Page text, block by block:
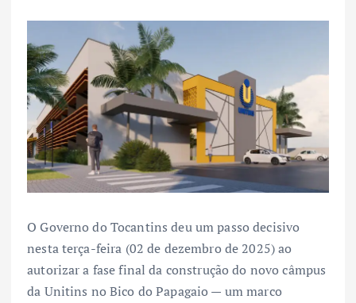
O Governo do Tocantins deu um passo decisivo
nesta terça-feira (02 de dezembro de 2025) ao
autorizar a fase final da construção do novo câmpus
da Unitins no Bico do Papagaio — um marco